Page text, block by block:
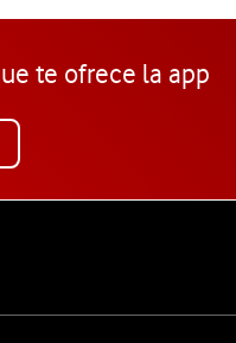
te ofrece la app